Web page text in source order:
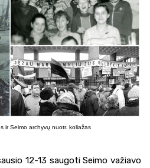
ir Seimo archyvų nuotr. koliažas
12-13 saugoti Seimo važiavo